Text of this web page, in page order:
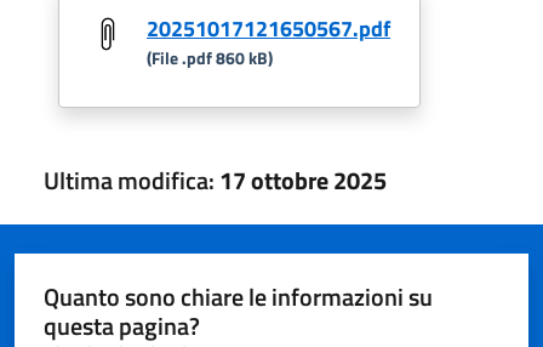
20251017121650567.pdf
(File .pdf 860 kB)
Ultima modifica:17 ottobre 2025
Quanto sono chiare le informazioni su
questa pagina?